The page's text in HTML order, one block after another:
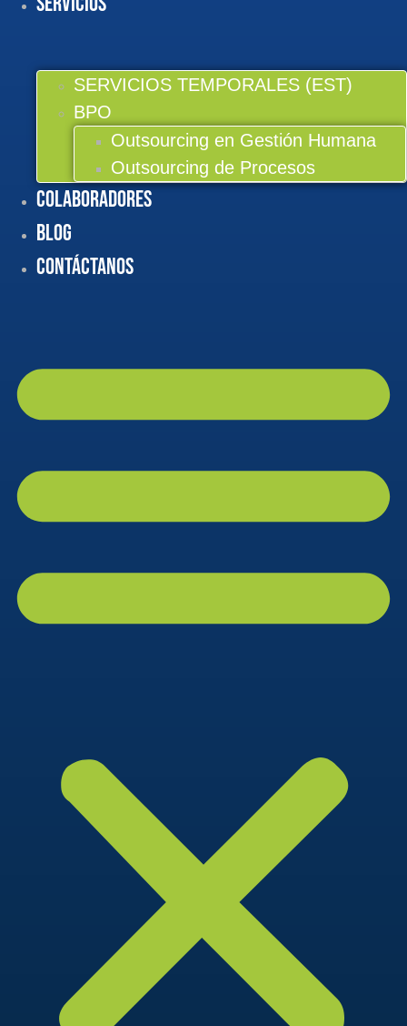
SERVICIOS TEMPORALES (EST)
BPO
Outsourcing en Gestión Humana
Outsourcing de Procesos
Colaboradores
BLOG
Contáctanos